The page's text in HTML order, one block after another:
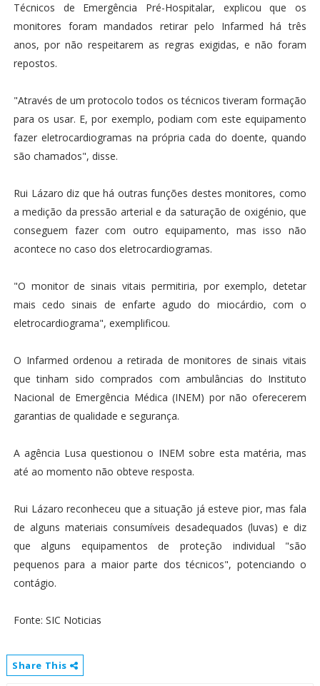
Técnicos de Emergência Pré-Hospitalar, explicou que os
monitores foram mandados retirar pelo Infarmed há três
anos, por não respeitarem as regras exigidas, e não foram
repostos.
"Através de um protocolo todos os técnicos tiveram formação
para os usar. E, por exemplo, podiam com este equipamento
fazer eletrocardiogramas na própria cada do doente, quando
são chamados", disse.
Rui Lázaro diz que há outras funções destes monitores, como
a medição da pressão arterial e da saturação de oxigénio, que
conseguem fazer com outro equipamento, mas isso não
acontece no caso dos eletrocardiogramas.
"O monitor de sinais vitais permitiria, por exemplo, detetar
mais cedo sinais de enfarte agudo do miocárdio, com o
eletrocardiograma", exemplificou.
O Infarmed ordenou a retirada de monitores de sinais vitais
que tinham sido comprados com ambulâncias do Instituto
Nacional de Emergência Médica (INEM) por não oferecerem
garantias de qualidade e segurança.
A agência Lusa questionou o INEM sobre esta matéria, mas
até ao momento não obteve resposta.
Rui Lázaro reconheceu que a situação já esteve pior, mas fala
de alguns materiais consumíveis desadequados (luvas) e diz
que alguns equipamentos de proteção individual "são
pequenos para a maior parte dos técnicos", potenciando o
contágio.
Fonte: SIC Noticias
Share This